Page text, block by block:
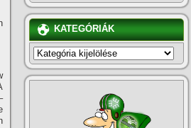
KATEGÓRIÁK
KATEGÓRIÁK